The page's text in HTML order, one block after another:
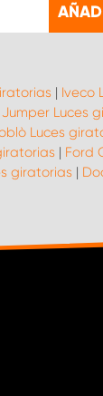
| Iveco
Luces
Luces
| Ford
giratorias |